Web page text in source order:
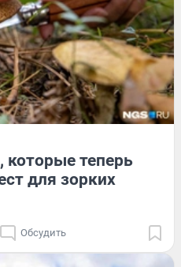
которые теперь
для зорких
Обсудить